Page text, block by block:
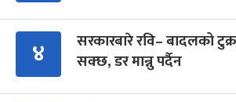
४
सरकारबारे रवि– बादलको
सक्छ, डर मान्नु पर्दैन